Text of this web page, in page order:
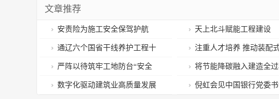
文章推荐
安责险为施工安全保驾护航 天上北斗赋能工程建设
通辽六个国省干线养护工程十
月底通车 建设管养并重 优化通行
环境
注重人才培养 推动装配
产业发展
严阵以待筑牢工地防台“安全
堤”
将节能降碳融入建造全
数字化驱动建筑业高质量发展 倪虹会见中国银行党委书